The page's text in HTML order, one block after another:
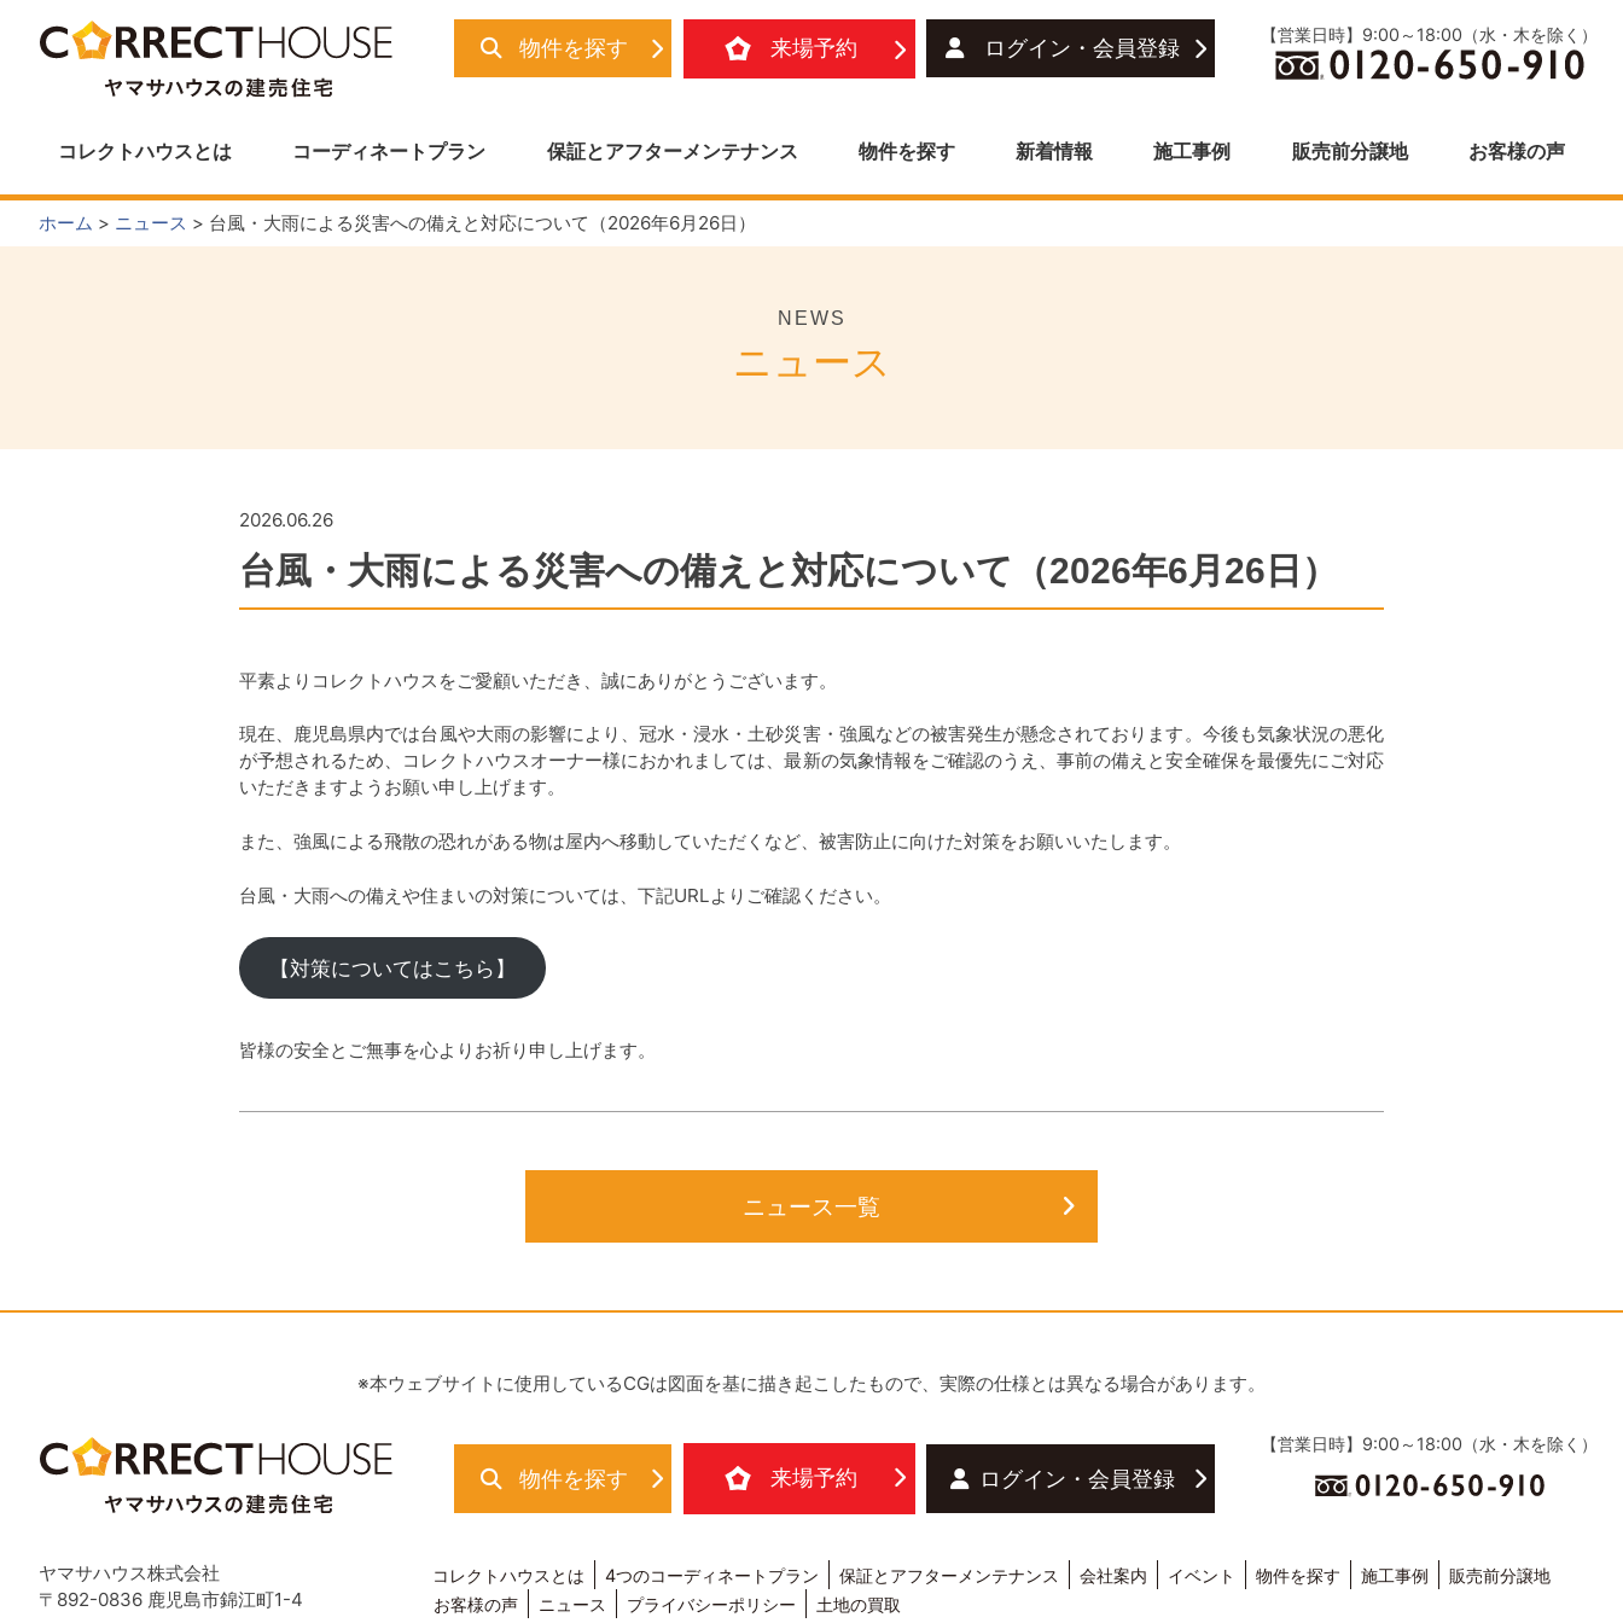
content
物件を探す 来場予約 ログイン・会員登録
【営業日時】9:00～18:00（水・木を除く）
コレクトハウスとは コーディネートプラン 保証とアフターメンテナンス 物件を探す 新着情報 施工事例 販売前分譲地 お客様の声
ホーム > ニュース > 台風・大雨による災害への備えと対応について（2026年6月26日）
NEWS
ニュース
2026.06.26
台風・大雨による災害への備えと対応について（2026年6月26日）
平素よりコレクトハウスをご愛顧いただき、誠にありがとうございます。
現在、鹿児島県内では台風や大雨の影響により、冠水・浸水・土砂災害・強風などの被害発生が懸念されております。今後も気象状況の悪化
が予想されるため、コレクトハウスオーナー様におかれましては、最新の気象情報をご確認のうえ、事前の備えと安全確保を最優先にご対応
いただきますようお願い申し上げます。
また、強風による飛散の恐れがある物は屋内へ移動していただくなど、被害防止に向けた対策をお願いいたします。
台風・大雨への備えや住まいの対策については、下記URLよりご確認ください。
【対策についてはこちら】
皆様の安全とご無事を心よりお祈り申し上げます。
ニュース一覧
※本ウェブサイトに使用しているCGは図面を基に描き起こしたもので、実際の仕様とは異なる場合があります。
物件を探す 来場予約 ログイン・会員登録
【営業日時】9:00～18:00（水・木を除く）
ヤマサハウス株式会社
〒892-0836 鹿児島市錦江町1-4
コレクトハウスとは 4つのコーディネートプラン 保証とアフターメンテナンス 会社案内 イベント 物件を探す 施工事例
販売前分譲地
お客様の声
ニュース プライバシーポリシー 土地の買取